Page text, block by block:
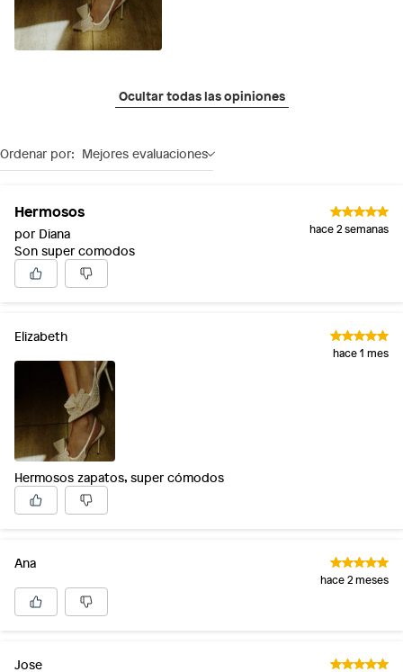
Ocultar todas las opiniones
Ordenar por: Mejores evaluaciones
Hermosos
por Diana hace 2 semanas
Son super comodos
Elizabeth
hace 1 mes
Hermosos zapatos, super cómodos
Ana
hace 2 meses
Jose